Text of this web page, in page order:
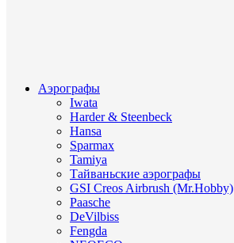
Аэрографы
Iwata
Harder & Steenbeck
Hansa
Sparmax
Tamiya
Тайваньские аэрографы
GSI Creos Airbrush (Mr.Hobby)
Paasche
DeVilbiss
Fengda